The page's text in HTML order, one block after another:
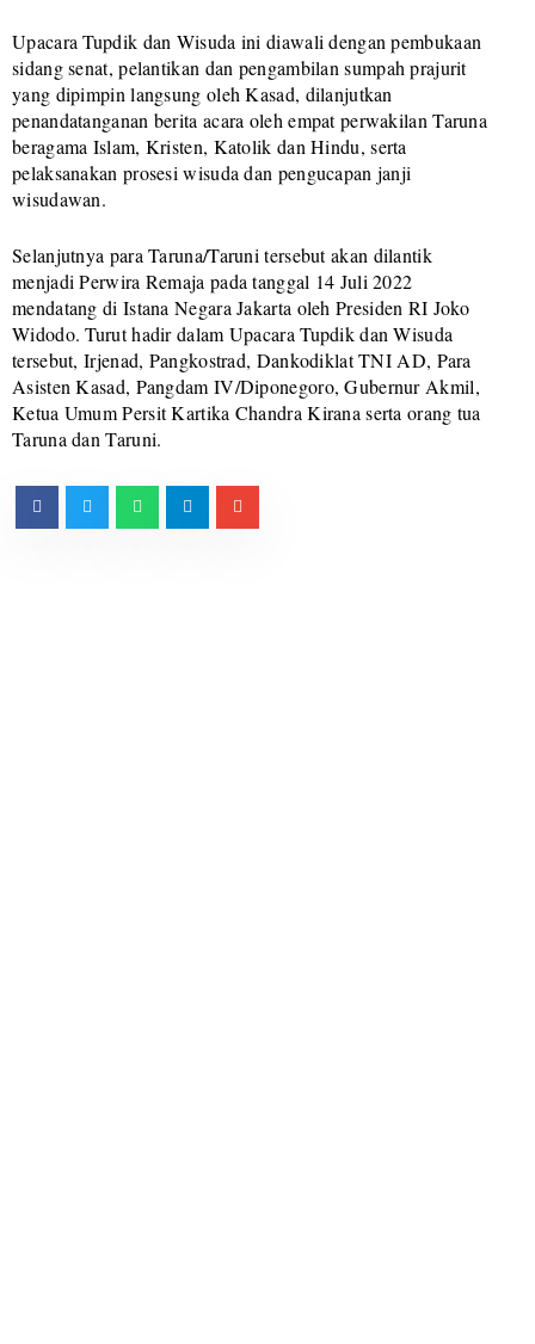
Upacara Tupdik dan Wisuda ini diawali dengan pembukaan
sidang senat, pelantikan dan pengambilan sumpah prajurit
yang dipimpin langsung oleh Kasad, dilanjutkan
penandatanganan berita acara oleh empat perwakilan Taruna
beragama Islam, Kristen, Katolik dan Hindu, serta
pelaksanakan prosesi wisuda dan pengucapan janji
wisudawan.
Selanjutnya para Taruna/Taruni tersebut akan dilantik
menjadi Perwira Remaja pada tanggal 14 Juli 2022
mendatang di Istana Negara Jakarta oleh Presiden RI Joko
Widodo. Turut hadir dalam Upacara Tupdik dan Wisuda
tersebut, Irjenad, Pangkostrad, Dankodiklat TNI AD, Para
Asisten Kasad, Pangdam IV/Diponegoro, Gubernur Akmil,
Ketua Umum Persit Kartika Chandra Kirana serta orang tua
Taruna dan Taruni.